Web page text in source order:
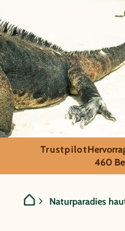
GRUPPENREISE:
Ecuador/
Trustpilot
460
Naturparadies